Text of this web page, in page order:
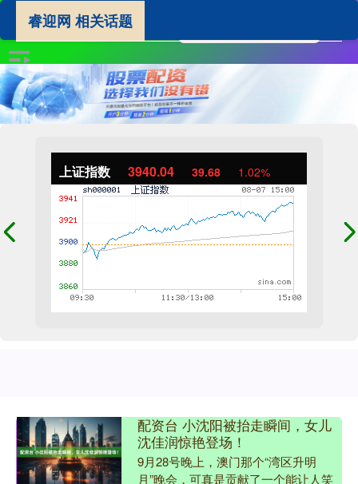
上证指数 3940.04 39.68 1.02%
睿迎网 相关话题
配资台 小沈阳被抬走瞬间，女儿
沈佳润惊艳登场！
9月28号晚上，澳门那个“湾区升明
月”晚会，可真是贡献了一个能让人笑